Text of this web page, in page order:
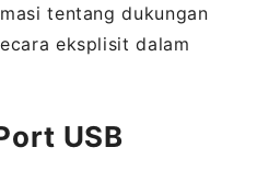
tentang dukungan
eksplisit dalam
USB